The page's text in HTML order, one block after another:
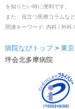
を知りたい時に便利です。
また、役立つ医療コラムな
関連キーワード: 内科 / 外科
病院なびトップ > 東
坪会北多摩病院